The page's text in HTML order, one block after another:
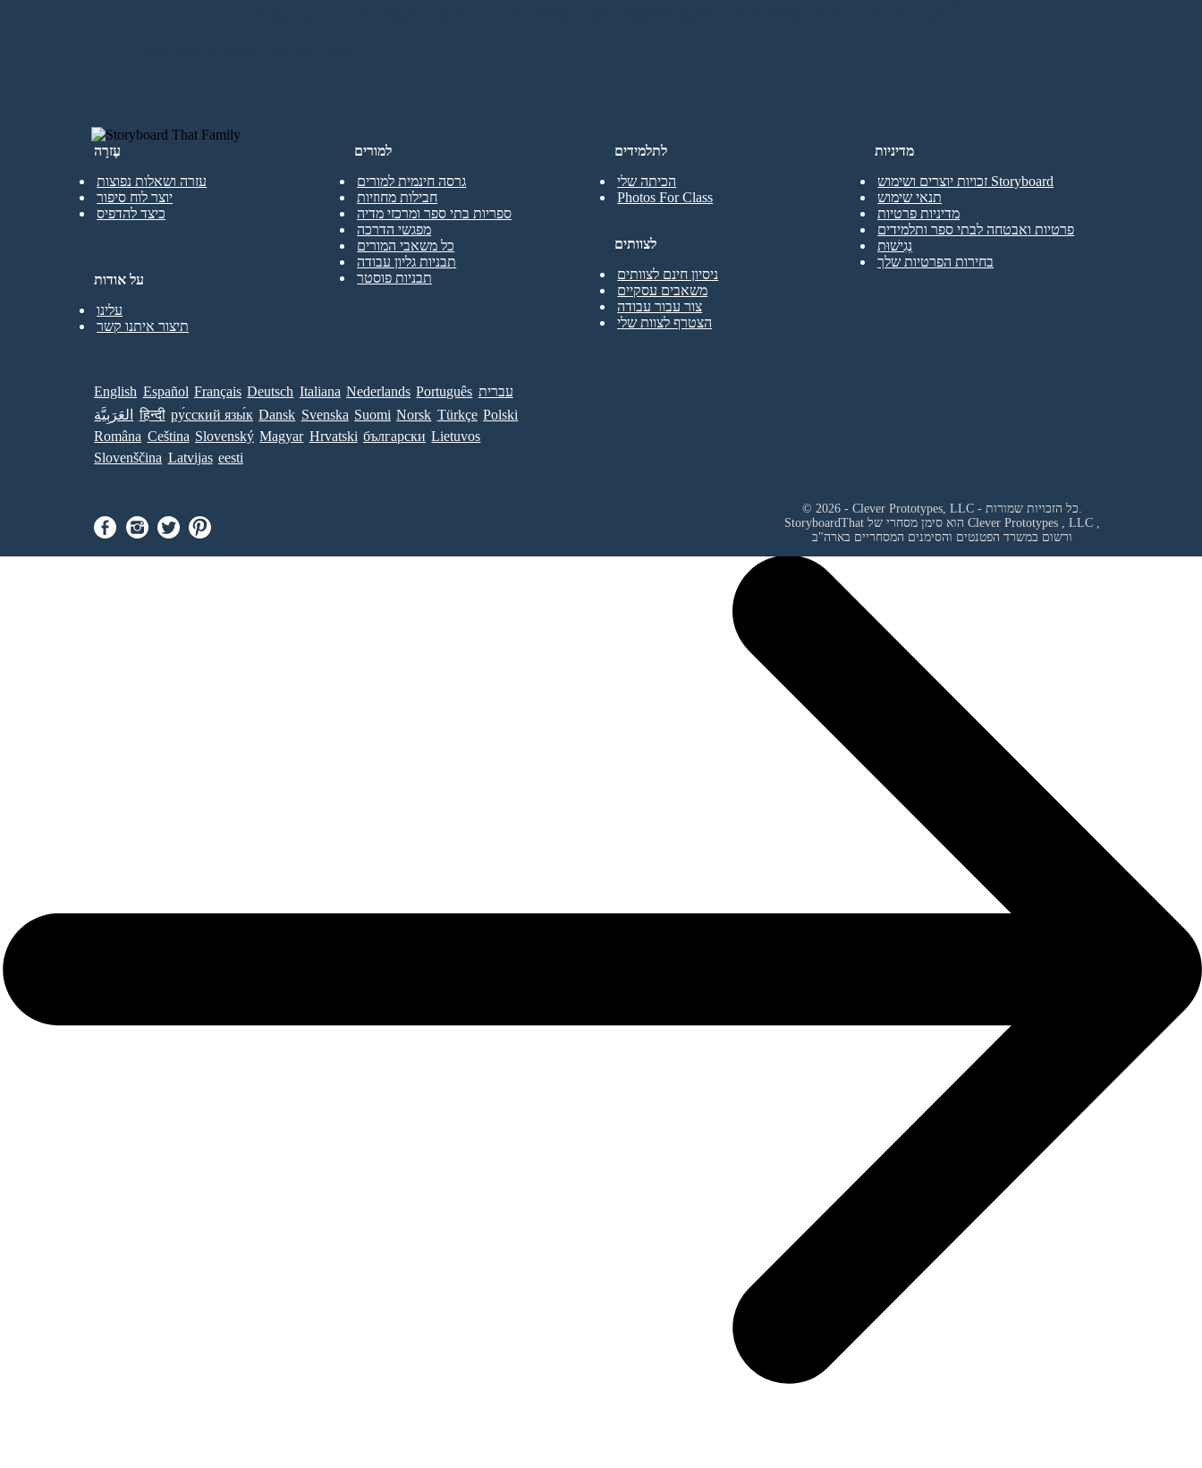
אין הורדות, אין כרטיס אשראי ואין צורך בכניסה כדי לנסות!
עֶזרָה
עזרה ושאלות נפוצות
יוצר לוח סיפור
כיצד להדפיס
לתלמידים
הכיתה שלי
Photos For Class
למורים
גרסה חינמית למורים
חבילות מחוזיות
ספריות בתי ספר ומרכזי מדיה
מפגשי הדרכה
כל משאבי המורים
תבניות גליון עבודה
תבניות פוסטר
לצוותים
ניסיון חינם לצוותים
משאבים עסקיים
צור עבור עבודה
הצטרף לצוות שלי
על אודות
עלינו
תיצור איתנו קשר
מדיניות
זכויות יוצרים ושימוש Storyboard
תנאי שימוש
מדיניות פרטיות
פרטיות ואבטחה לבתי ספר ותלמידים
נְגִישׁוּת
בחירות הפרטיות שלך
English Español Français Deutsch Italiana Nederlands Português עברית
العَرَبِيَّة
हिन्दी ру́сский язы́к Dansk Svenska Suomi Norsk Türkçe Polski
Româna Ceština Slovenský Magyar Hrvatski български Lietuvos
Slovenščina Latvijas eesti
Clever Prototypes , LLC
ורשום במשרד הפטנטים והסימנים המסחריים בארה"ב